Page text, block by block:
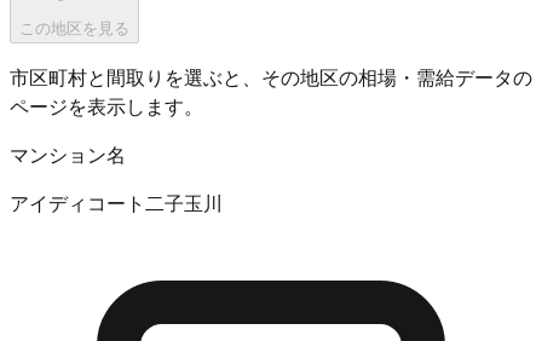
この地区を見る
市区町村と間取りを選ぶと、その地区の相場・需給データの
ページを表示します。
マンション名
アイディコート二子玉川